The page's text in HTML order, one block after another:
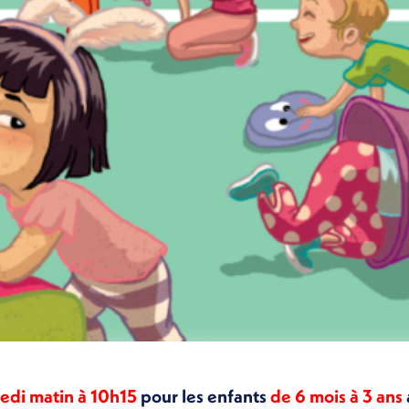
matin à 10h15 pour les enfants de 6 mois à 3 ans